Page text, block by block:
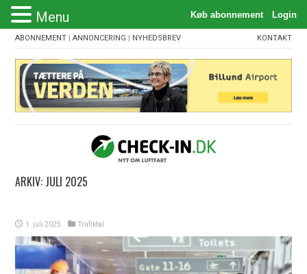
ABONNEMENT |ANNONCERING | NYHEDSBREV KONTAKT
ARKIV: JULI 2025
1. juli 2025 Trafiktal
Menu